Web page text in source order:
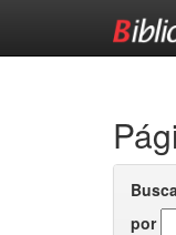
por